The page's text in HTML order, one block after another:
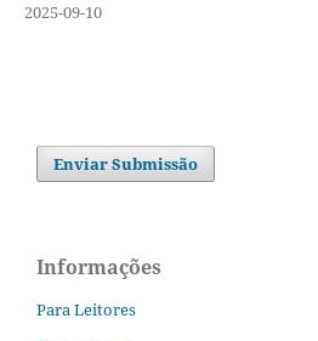
2025-09-10
Enviar Submissão
Informações
Para Leitores